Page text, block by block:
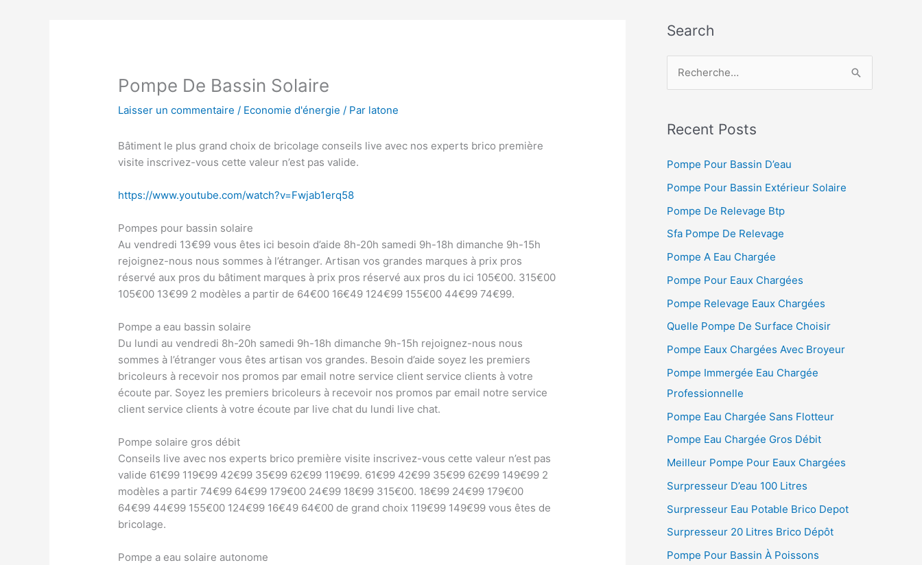
Pompe De Bassin Solaire
Laisser un commentaire / Economie d'énergie / Par latone
Bâtiment le plus grand choix de bricolage conseils live avec nos experts brico première
visite inscrivez-vous cette valeur n’est pas valide.
https://www.youtube.com/watch?v=Fwjab1erq58
Pompes pour bassin solaire
Au vendredi 13€99 vous êtes ici besoin d’aide 8h-20h samedi 9h-18h dimanche 9h-15h
rejoignez-nous nous sommes à l’étranger. Artisan vos grandes marques à prix pros
réservé aux pros du bâtiment marques à prix pros réservé aux pros du ici 105€00. 315€00
105€00 13€99 2 modèles a partir de 64€00 16€49 124€99 155€00 44€99 74€99.
Pompe a eau bassin solaire
Du lundi au vendredi 8h-20h samedi 9h-18h dimanche 9h-15h rejoignez-nous nous
sommes à l’étranger vous êtes artisan vos grandes. Besoin d’aide soyez les premiers
bricoleurs à recevoir nos promos par email notre service client service clients à votre
écoute par. Soyez les premiers bricoleurs à recevoir nos promos par email notre service
client service clients à votre écoute par live chat du lundi live chat.
Pompe solaire gros débit
Conseils live avec nos experts brico première visite inscrivez-vous cette valeur n’est pas
valide 61€99 119€99 42€99 35€99 62€99 119€99. 61€99 42€99 35€99 62€99 149€99 2
modèles a partir 74€99 64€99 179€00 24€99 18€99 315€00. 18€99 24€99 179€00
64€99 44€99 155€00 124€99 16€49 64€00 de grand choix 119€99 149€99 vous êtes de
bricolage.
Pompe a eau solaire autonome
Search
h
r
c
h
e
r
Recent Posts
Pompe Pour Bassin D’eau
Pompe Pour Bassin Extérieur Solaire
Pompe De Relevage Btp
Sfa Pompe De Relevage
Pompe A Eau Chargée
Pompe Pour Eaux Chargées
Pompe Relevage Eaux Chargées
Quelle Pompe De Surface Choisir
Pompe Eaux Chargées Avec Broyeur
Pompe Immergée Eau Chargée
Professionnelle
Pompe Eau Chargée Sans Flotteur
Pompe Eau Chargée Gros Débit
Meilleur Pompe Pour Eaux Chargées
Surpresseur D’eau 100 Litres
Surpresseur Eau Potable Brico Depot
Surpresseur 20 Litres Brico Dépôt
Pompe Pour Bassin À Poissons